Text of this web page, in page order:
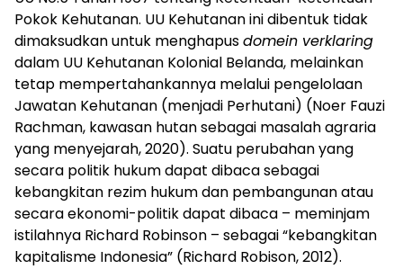
Pokok Kehutanan. UU Kehutanan ini dibentuk tidak
dimaksudkan untuk menghapusdomein verklaring
dalam UU Kehutanan Kolonial Belanda, melainkan
tetap mempertahankannya melalui pengelolaan
Jawatan Kehutanan (menjadi Perhutani) (Noer Fauzi
Rachman, kawasan hutan sebagai masalah agraria
yang menyejarah, 2020). Suatu perubahan yang
secara politik hukum dapat dibaca sebagai
kebangkitan rezim hukum dan pembangunan atau
secara ekonomi-politik dapat dibaca – meminjam
istilahnya Richard Robinson – sebagai “kebangkitan
kapitalisme Indonesia” (Richard Robison, 2012).